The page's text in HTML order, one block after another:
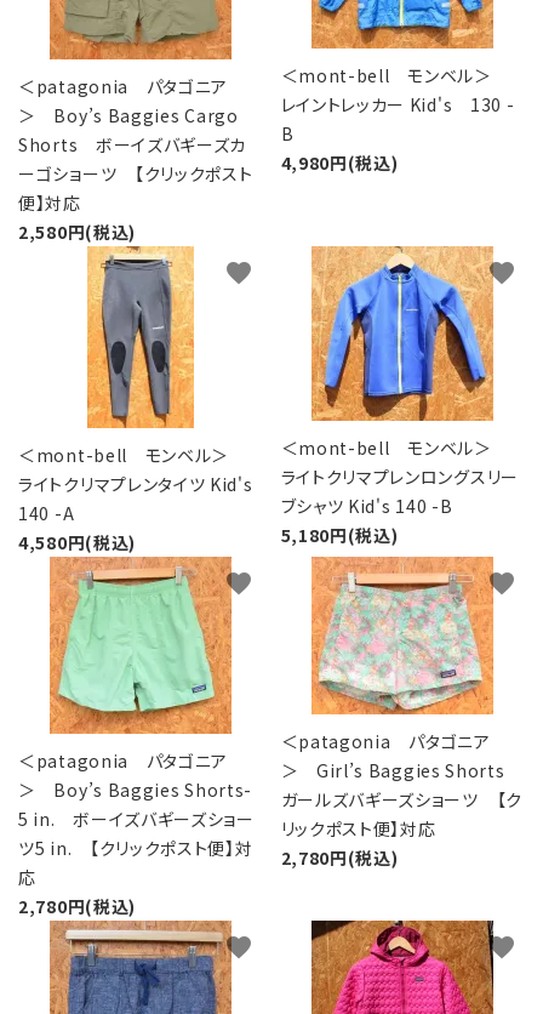
ACCOUNT MENU
ようこそ ゲスト 様
meeting_room ログイン person 新規会員登録
＜patagonia パタゴニア
＞ Boy’s Baggies Cargo
Shorts ボーイズバギーズカ
ーゴショーツ 【クリックポスト
便】対応
2,580円(税込)
＜mont-bell モンベル＞
レイントレッカー Kid's 130 -
B
4,980円(税込)
＜mont-bell モンベル＞
ライトクリマプレンタイツ Kid's
140 -A
4,580円(税込)
favorite
＜mont-bell モンベル＞
ライトクリマプレンロングスリー
ブシャツ Kid's 140 -B
5,180円(税込)
favorite
＜patagonia パタゴニア
＞ Boy’s Baggies Shorts-
5 in. ボーイズバギーズショー
ツ5 in. 【クリックポスト便】対
応
2,780円(税込)
favorite
＜patagonia パタゴニア
＞ Girl’s Baggies Shorts
ガールズバギーズショーツ 【ク
リックポスト便】対応
2,780円(税込)
favorite
favorite favorite